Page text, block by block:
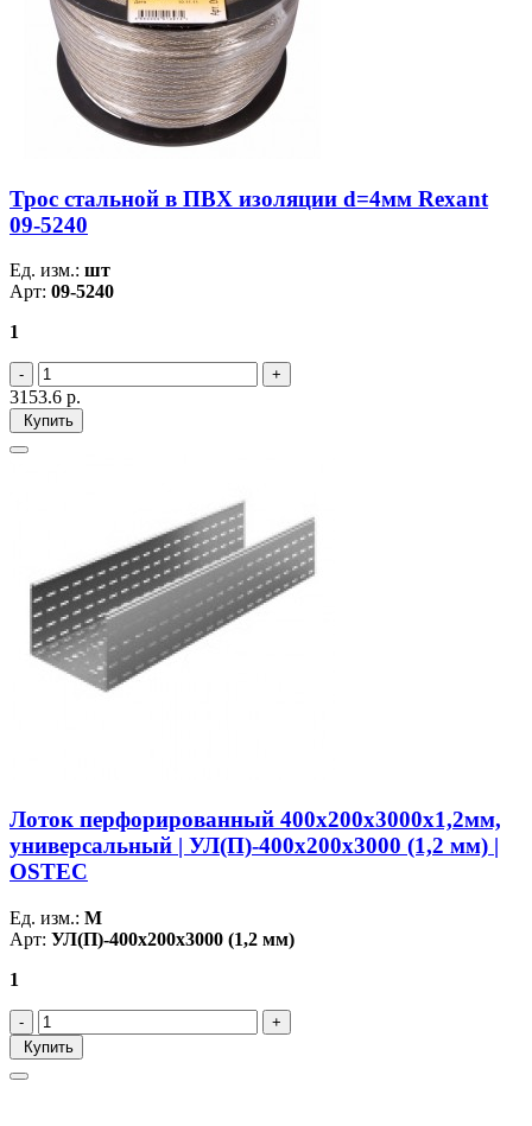
Трос стальной в ПВХ изоляции d=4мм Rexant
09-5240
Ед. изм.: шт
Арт: 09-5240
1
3153.6 р.
Купить
Лоток перфорированный 400х200х3000х1,2мм,
универсальный | УЛ(П)-400х200х3000 (1,2 мм) |
OSTEC
Ед. изм.: М
Арт: УЛ(П)-400х200х3000 (1,2 мм)
1
Купить